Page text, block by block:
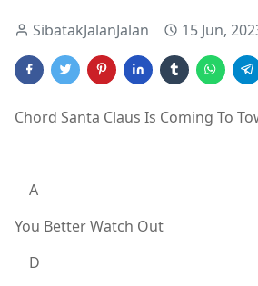
SibatakJalanJalan 15 Jun,
Chord Santa Claus Is Coming To
A
You Better Watch Out
D